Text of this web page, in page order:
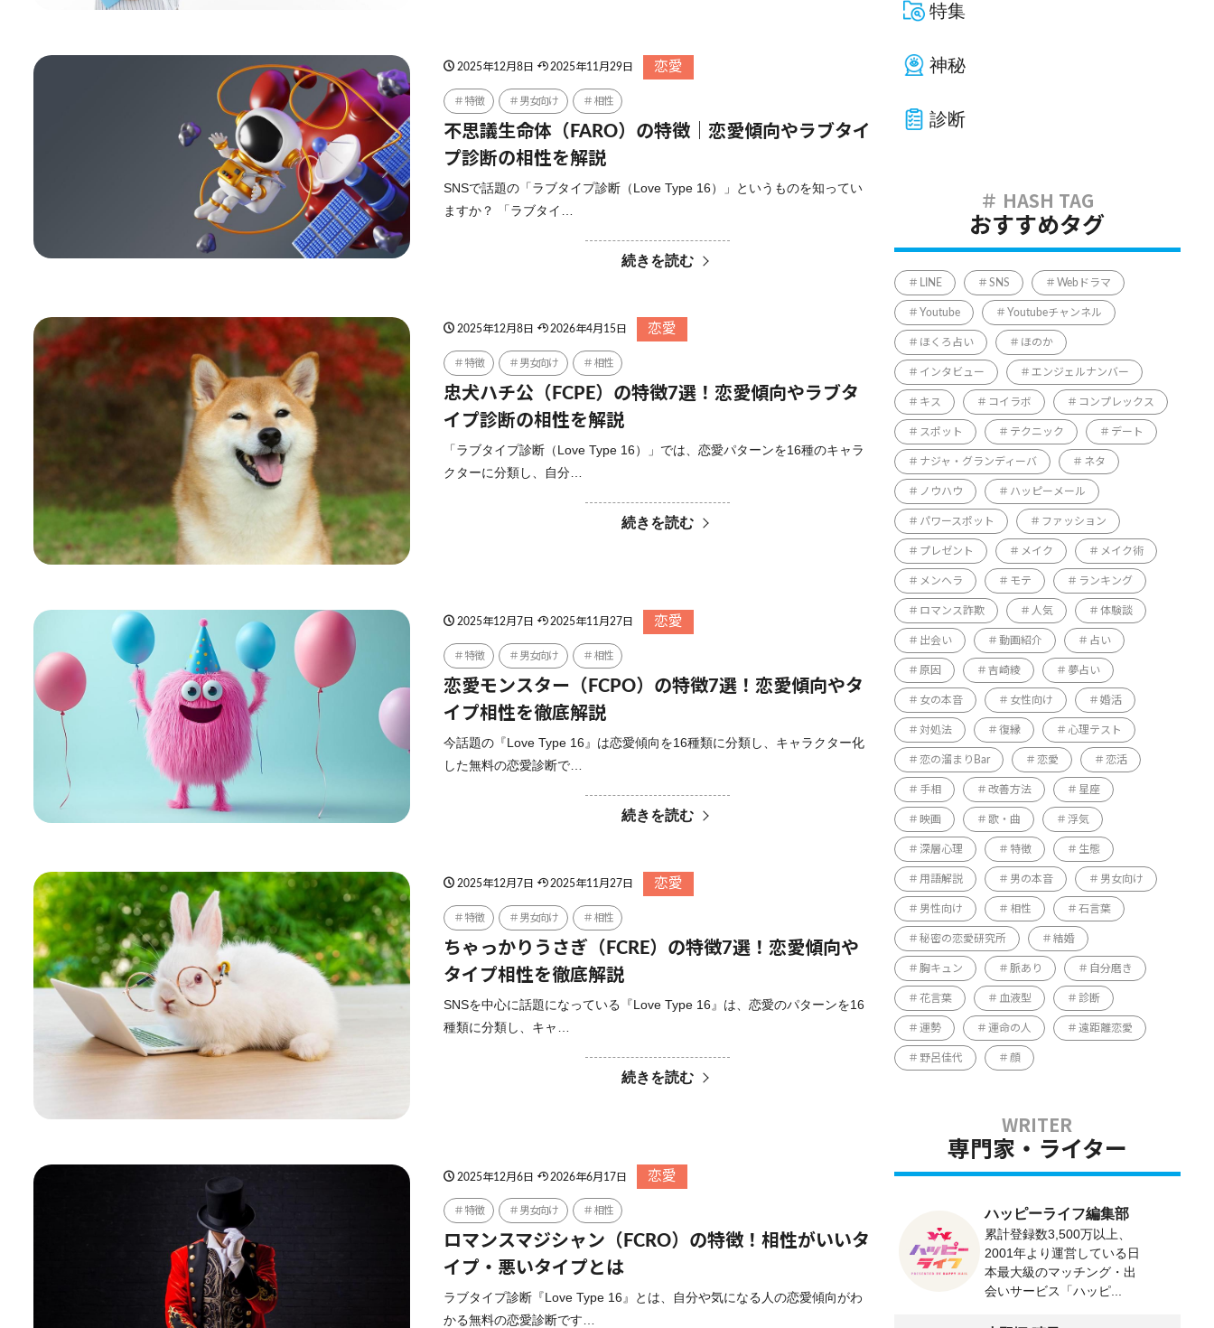
2025年12月8日 2025年11月29日 恋愛
特徴 男女向け 相性
不思議生命体（FARO）の特徴｜恋愛傾向やラブタイ
プ診断の相性を解説
SNSで話題の「ラブタイプ診断（Love Type 16）」というものを知ってい
ますか？ 「ラブタイ…
続きを読む
2025年12月8日 2026年4月15日 恋愛
特徴 男女向け 相性
忠犬ハチ公（FCPE）の特徴7選！恋愛傾向やラブタ
イプ診断の相性を解説
「ラブタイプ診断（Love Type 16）」では、恋愛パターンを16種のキャラ
クターに分類し、自分…
続きを読む
2025年12月7日 2025年11月27日 恋愛
特徴 男女向け 相性
恋愛モンスター（FCPO）の特徴7選！恋愛傾向やタ
イプ相性を徹底解説
今話題の『Love Type 16』は恋愛傾向を16種類に分類し、キャラクター化
した無料の恋愛診断で…
続きを読む
2025年12月7日 2025年11月27日 恋愛
特徴 男女向け 相性
ちゃっかりうさぎ（FCRE）の特徴7選！恋愛傾向や
タイプ相性を徹底解説
SNSを中心に話題になっている『Love Type 16』は、恋愛のパターンを16
種類に分類し、キャ…
続きを読む
2025年12月6日 2026年6月17日 恋愛
特徴 男女向け 相性
ロマンスマジシャン（FCRO）の特徴！相性がいいタ
イプ・悪いタイプとは
ラブタイプ診断『Love Type 16』とは、自分や気になる人の恋愛傾向がわ
かる無料の恋愛診断です…
特集
神秘
診断
おすすめタグ
LINE SNS Webドラマ
Youtube Youtubeチャンネル
ほくろ占い ほのか
インタビュー エンジェルナンバー
キス コイラボ コンプレックス
スポット テクニック デート
ナジャ・グランディーバ ネタ
ノウハウ ハッピーメール
パワースポット ファッション
プレゼント メイク メイク術
メンヘラ モテ ランキング
ロマンス詐欺 人気 体験談
出会い 動画紹介 占い
原因 吉崎綾 夢占い
女の本音 女性向け 婚活
対処法 復縁 心理テスト
恋の溜まりBar 恋愛 恋活
手相 改善方法 星座
映画 歌・曲 浮気
深層心理 特徴 生態
用語解説 男の本音 男女向け
男性向け 相性 石言葉
秘密の恋愛研究所 結婚
胸キュン 脈あり 自分磨き
花言葉 血液型 診断
運勢 運命の人 遠距離恋愛
野呂佳代 顔
専門家・ライター
ハッピーライフ編集部
累計登録数3,500万以上、
2001年より運営している日
本最大級のマッチング・出
会いサービス「ハッピ...